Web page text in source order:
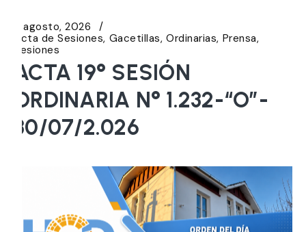
5 agosto, 2026
Acta de Sesiones Gacetillas Ordinarias Prensa
Sesiones
ACTA 19° SESIÓN
ORDINARIA N° 1.232-“O”-
30/07/2.026